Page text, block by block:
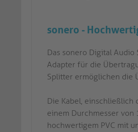
sonero -
Das sonero Digital Audio
Adapter für die
Splitter ermöglichen die
Die Kabel,
einem Durchmesser von
hochwertigem PVC mit